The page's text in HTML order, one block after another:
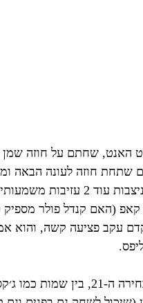
האנט, שחתם על חוזה שמן
שתחת חוזה לעונה הבאה
אמורים לסיים אותו בעוד שנה. מאחורי 2 הצרכים
קאפ (האם קנדל פולר מספיק
עקב פציעה קשה, והוא
אני חושב שהדולפינס יצטרכו לעשות בחירה מעניינת